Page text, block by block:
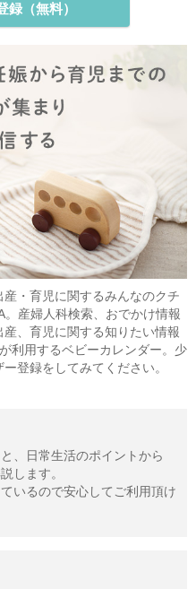
録（無料）
・育児に関するみんなのクチ
産婦人科検索、おでかけ情報
、育児に関する知りたい情報
利用するベビーカレンダー。少
登録をしてみてください。
、日常生活のポイントから
します。
いるので安心してご利用頂け